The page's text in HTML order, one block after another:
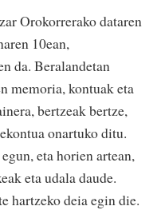
Orokorrerako dataren
10ean,
da. Beralandetan
memoria, kontuak eta
bertzeak bertze,
onartuko ditu.
eta horien artean,
eta udala daude.
hartzeko deia egin die.